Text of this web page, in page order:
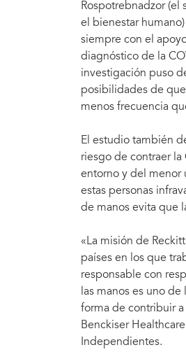
Rospotrebnadzor
el bienestar
siempre con el
diagnóstico de la
investigación puso
posibilidades de
menos frecuencia
El estudio también
riesgo de contraer
entorno y del menor
estas personas
de manos evita que
«La misión de
países en los que
responsable con
las manos es uno
forma de contribuir a
Benckiser
Independientes.